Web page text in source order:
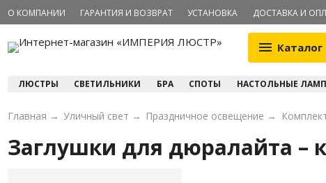
О КОМПАНИИ ГАРАНТИЯ И ВОЗВРАТ УСТАНОВКА ДОСТАВКА И
Каталог
ЛЮСТРЫ СВЕТИЛЬНИКИ БРА СПОТЫ НАСТОЛЬНЫЕ
Главная → Уличный свет → Праздничное освещение →
Заглушки для дюралайта